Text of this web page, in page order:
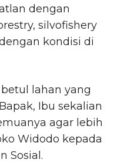
dengan
silvofishery
kondisi di
lahan yang
Ibu sekalian
agar lebih
Widodo kepada
Sosial.